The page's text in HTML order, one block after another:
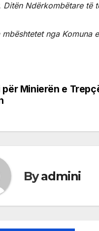
Ditën Ndërkombëtare të
mbështetet nga Komuna
për Minierën e
Byadmini